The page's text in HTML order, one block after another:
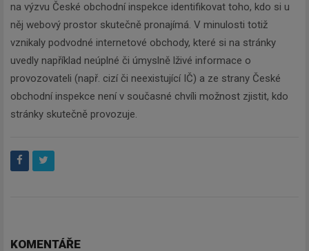
na výzvu České obchodní inspekce identifikovat toho, kdo si u
něj webový prostor skutečně pronajímá. V minulosti totiž
vznikaly podvodné internetové obchody, které si na stránky
uvedly například neúplné či úmyslně lživé informace o
provozovateli (např. cizí či neexistující IČ) a ze strany České
obchodní inspekce není v současné chvíli možnost zjistit, kdo
stránky skutečně provozuje.
KOMENTÁŘE